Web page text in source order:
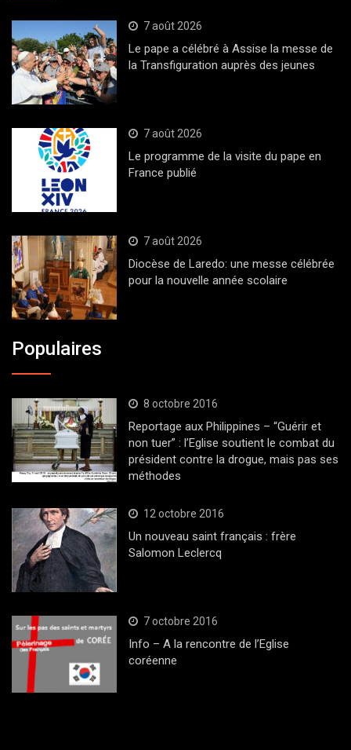
7 août 2026
Le pape a célébré à Assise la messe de
la Transfiguration auprès des jeunes
7 août 2026
Le programme de la visite du pape en
France publié
7 août 2026
Diocèse de Laredo: une messe célébrée
pour la nouvelle année scolaire
Populaires
8 octobre 2016
Reportage aux Philippines – “Guérir et
non tuer” : l’Eglise soutient le combat du
président contre la drogue, mais pas ses
méthodes
12 octobre 2016
Un nouveau saint français : frère
Salomon Leclercq
7 octobre 2016
Info – A la rencontre de l’Eglise
coréenne